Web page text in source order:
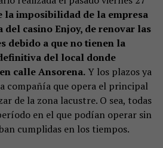
la imposibilidad de la empresa
casino Enjoy, de renovar las
debido a que no tienen la
del local donde
calle Ansorena.Y los plazos ya
compañía que opera el principal
de la zona lacustre. O sea, todas
en el que podían operar sin
cumplidas en los tiempos.